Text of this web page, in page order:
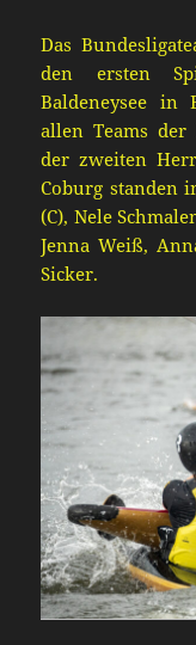
Das
den ersten
Baldeneysee in
allen Teams der
der zweiten
Coburg standen
(C), Nele
Jenna Weiß,
Sicker.